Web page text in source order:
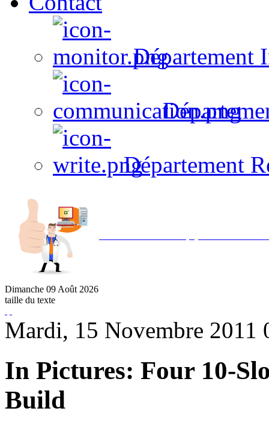
Département
Département
Dimanche 09 Août 2026
taille du texte
Mardi, 15 Novembre 2011
In Pictures: Four 10-
Build